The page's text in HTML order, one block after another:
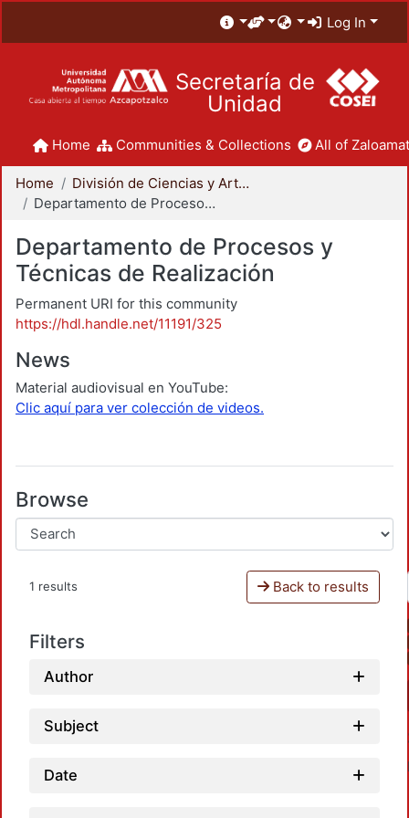
Log In
Secretaría de
Unidad
Home Communities & Collections All of
Home
División de Ciencias y Artes para el Diseño
Departamento de Procesos y Técnicas de Realización
Departamento de Procesos y
Técnicas de Realización
Permanent URI for this community
https://hdl.handle.net/11191/325
News
Material audiovisual en YouTube:
Clic aquí para ver colección de videos.
Browse
1 results Back to results
Filters
Author
Subject
Date